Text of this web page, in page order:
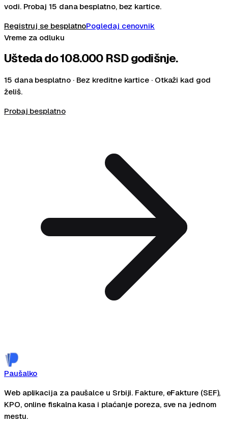
vodi. Probaj 15 dana besplatno, bez kartice.
Registruj se besplatnoPogledaj cenovnik
Vreme za odluku
Ušteda do108.000 RSDgodišnje.
15 dana besplatno · Bez kreditne kartice · Otkaži kad god
želiš.
Probaj besplatno
Paušalko
Web aplikacija za paušalce u Srbiji. Fakture, eFakture (SEF),
KPO, online fiskalna kasa i plaćanje poreza, sve na jednom
mestu.